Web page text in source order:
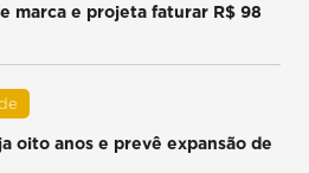
marca e projeta faturar R$ 98
oito anos e prevê expansão de